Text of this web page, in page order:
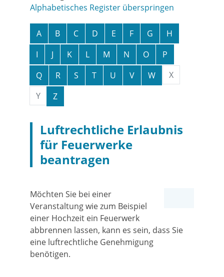
Alphabetisches Register überspringen
A B C D E F G
H
I
J K L M N O
P
Q
R S T U V W
X
Y
Z
Luftrechtliche Erlaubnis
für Feuerwerke
beantragen
Möchten Sie bei einer
Veranstaltung wie zum Beispiel
einer Hochzeit ein Feuerwerk
abbrennen lassen, kann es sein, dass Sie
eine luftrechtliche Genehmigung
benötigen.